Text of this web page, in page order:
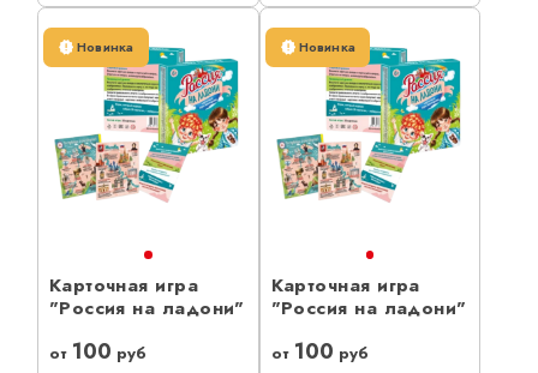
Новинка
Карточная игра
"Россия на ладони"
от 100 руб
Новинка
Карточная игра
"Россия на ладони"
от 100 руб